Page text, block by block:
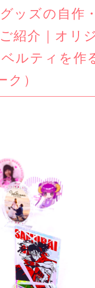
ッズの自作
紹介｜オリ
ルティを作
ク）